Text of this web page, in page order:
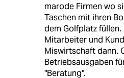
marode Firmen wo
Taschen mit ihren
dem Golfplatz
Mitarbeiter und
Miswirtschaft dann.
Betriebsausgaben
"Beratung".